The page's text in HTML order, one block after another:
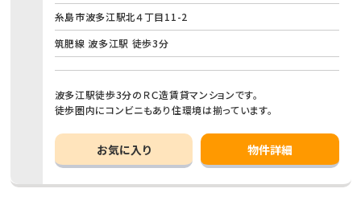
糸島市波多江駅北４丁目11-2
筑肥線 波多江駅 徒歩3分
波多江駅徒歩3分のＲＣ造賃貸マンションです。
徒歩圏内にコンビニもあり住環境は揃っています。
お気に入り 物件詳細